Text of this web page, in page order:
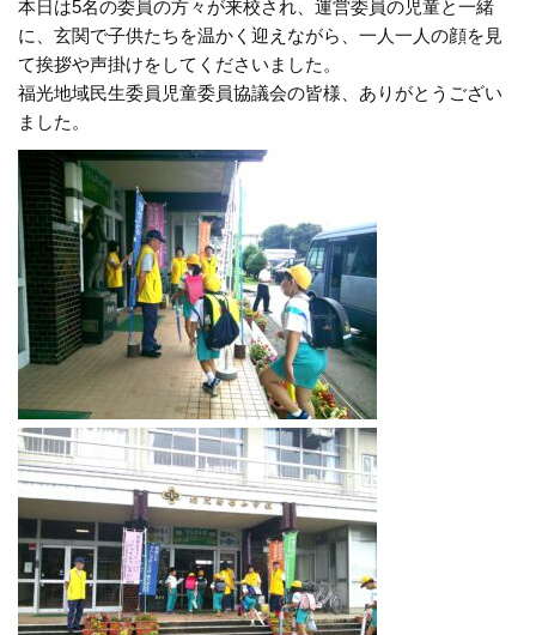
本日は5名の委員の方々が来校され、運営委員の児童と一緒
に、玄関で子供たちを温かく迎えながら、一人一人の顔を見
て挨拶や声掛けをしてくださいました。
福光地域民生委員児童委員協議会の皆様、ありがとうござい
ました。